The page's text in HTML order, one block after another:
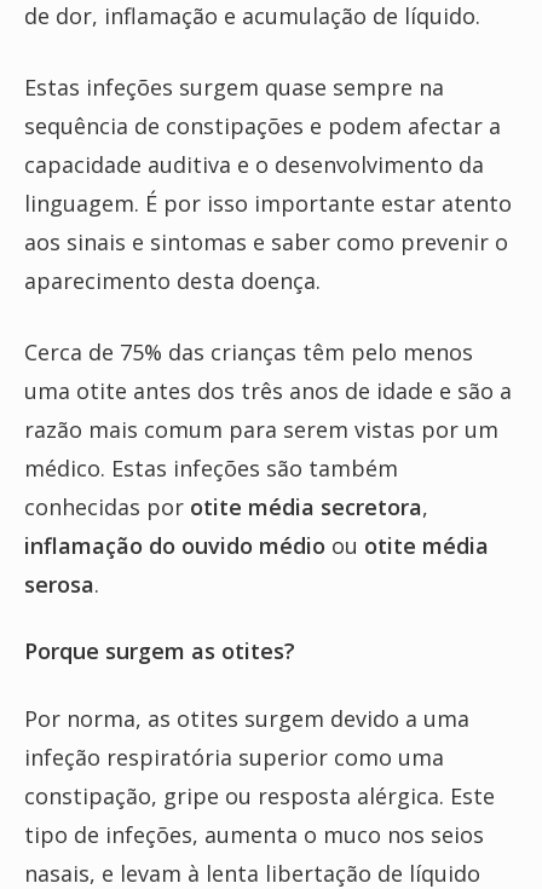
de dor, inflamação e acumulação de líquido.
Estas infeções surgem quase sempre na
sequência de constipações e podem afectar a
capacidade auditiva e o desenvolvimento da
linguagem. É por isso importante estar atento
aos sinais e sintomas e saber como prevenir o
aparecimento desta doença.
Cerca de 75% das crianças têm pelo menos
uma otite antes dos três anos de idade e são a
razão mais comum para serem vistas por um
médico. Estas infeções são também
conhecidas por otite média secretora,
inflamação do ouvido médio ou otite média
serosa.
Porque surgem as otites?
Por norma, as otites surgem devido a uma
infeção respiratória superior como uma
constipação, gripe ou resposta alérgica. Este
tipo de infeções, aumenta o muco nos seios
nasais, e levam à lenta libertação de líquido